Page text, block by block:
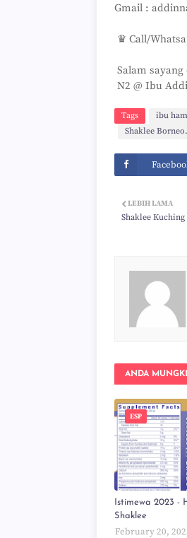
Gmail :
♛ Call/
Salam
N2 @ Ibu
Tags ibu
Shaklee Borneo.
LEBIH LAMA
Shaklee
ANDA
ESP
Istimewa 2023 -
Shaklee
February 20,